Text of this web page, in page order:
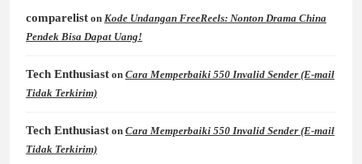
comparelist on Kode Undangan FreeReels: Nonton Drama China
Pendek Bisa Dapat Uang!
Tech Enthusiast on Cara Memperbaiki 550 Invalid Sender (E-mail
Tidak Terkirim)
Tech Enthusiast on Cara Memperbaiki 550 Invalid Sender (E-mail
Tidak Terkirim)